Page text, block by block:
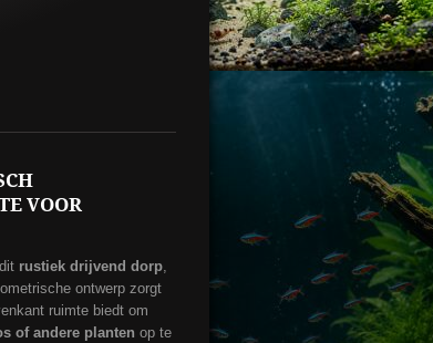
VOOR
rustiek drijvend dorp,
ontwerp zorgt
ruimte biedt om
of andere planten op te